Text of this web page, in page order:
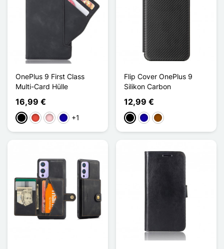
OnePlus 9 First Class
Multi-Card Hülle
16,99 €
Schwarz
Rot PinkDunkelblau
+1
Flip Cover OnePlus 9
Silikon Carbon
12,99 €
SchwarzDunkelblau
Braun